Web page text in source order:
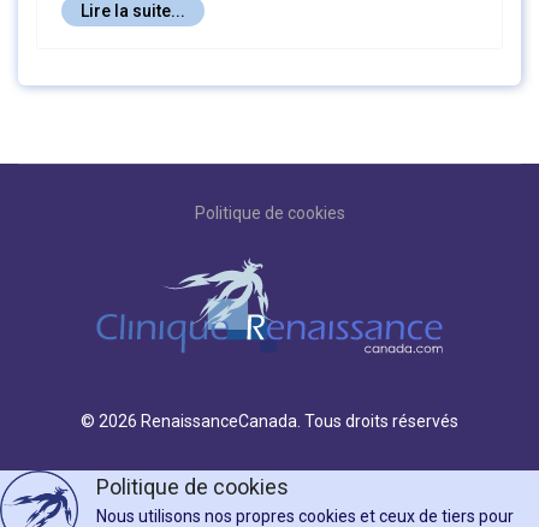
Lire la suite...
© 2026 RenaissanceCanada. Tous droits réservés
Politique de cookies
Politique de cookies
Nous utilisons nos propres cookies et ceux de tiers pour